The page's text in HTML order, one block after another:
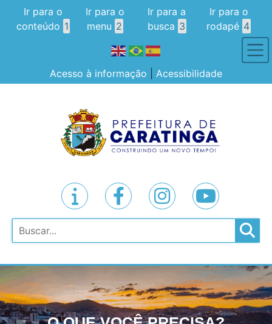
Ir para o
conteúdo 1
Ir para o
menu 2
Ir para a
busca 3
Ir para o
rodapé 4
Acesso à informação Acessibilidade
Pesquisar